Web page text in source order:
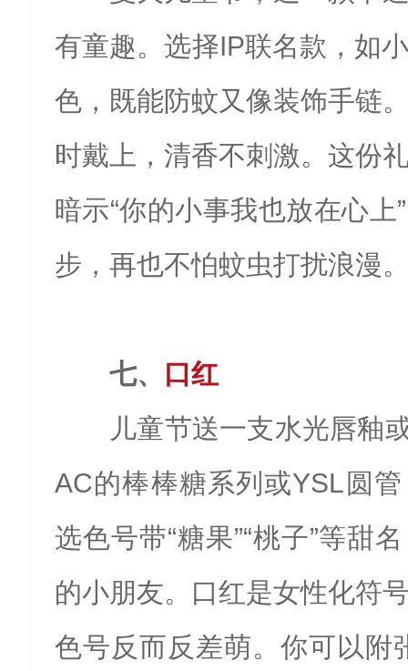
有童趣。选择IP联名款，如
色，既能防蚊又像装饰手链
时戴上，清香不刺激。这份
暗示“你的小事我也放在心上
步，再也不怕蚊虫打扰浪漫
七、 口红
儿童节送一支水光唇釉
AC的棒棒糖系列或YSL圆
选色号带“糖果”“桃子”等甜
的小朋友。口红是女性化符
色号反而反差萌。你可以附